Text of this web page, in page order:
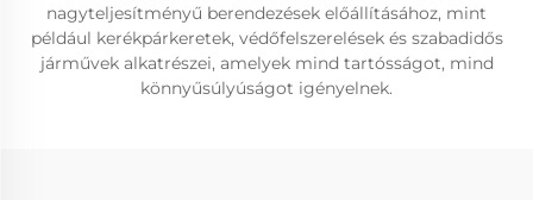
nagyteljesítményű berendezések előállításához, mint
például kerékpárkeretek, védőfelszerelések és szabadidős
járművek alkatrészei, amelyek mind tartósságot, mind
könnyűsúlyúságot igényelnek.